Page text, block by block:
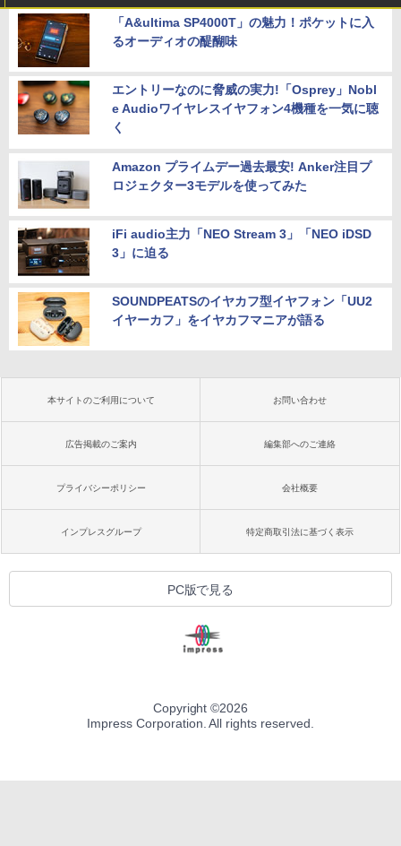
「A&ultima SP4000T」の魅力！ポケットに入
るオーディオの醍醐味
エントリーなのに脅威の実力!「Osprey」Nobl
e Audioワイヤレスイヤフォン4機種を一気に聴
く
Amazon プライムデー過去最安! Anker注目プ
ロジェクター3モデルを使ってみた
iFi audio主力「NEO Stream 3」「NEO iDSD
3」に迫る
SOUNDPEATSのイヤカフ型イヤフォン「UU2
イヤーカフ」をイヤカフマニアが語る
本サイトのご利用について お問い合わせ
広告掲載のご案内 編集部へのご連絡
プライバシーポリシー 会社概要
インプレスグループ 特定商取引法に基づく表示
PC版で見る
Copyright ©2026
Impress Corporation. All rights reserved.